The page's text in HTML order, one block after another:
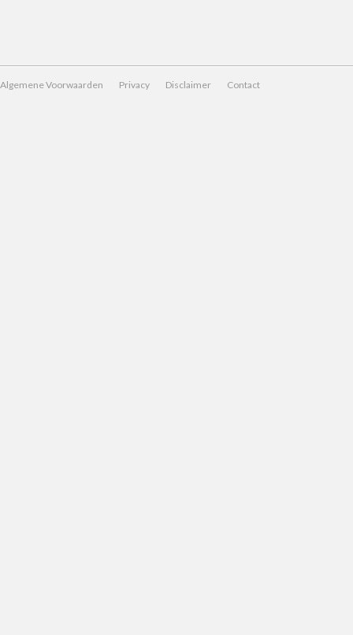
Algemene Voorwaarden Privacy Disclaimer Contact